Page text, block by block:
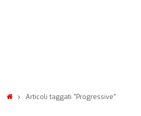
Articoli taggati "Progressive"